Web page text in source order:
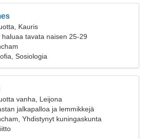
Kauris
haluaa tavata naisen 25-29
Sosiologia
vanha, Leijona
jalkapalloa ja lemmikkejä
Yhdistynyt kuningaskunta